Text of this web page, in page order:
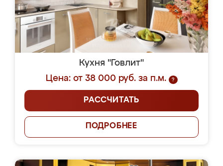
Кухня "Говлит"
Цена: от 38 000 руб. за п.м.
?
РАССЧИТАТЬ
ПОДРОБНЕЕ